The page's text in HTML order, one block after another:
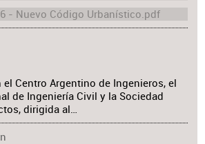
Centro Argentino de Ingenieros, el
de Ingeniería Civil y la Sociedad
dirigida al…